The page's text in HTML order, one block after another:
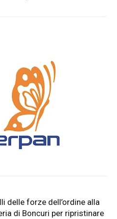
delle forze dell’ordine alla
di Boncuri per ripristinare